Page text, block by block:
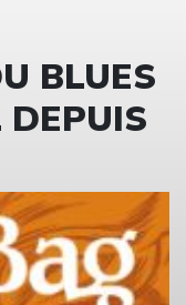
BLUES